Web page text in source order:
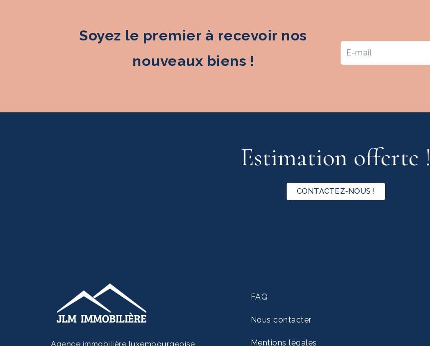
Soyez le premier à recevoir nos
nouveaux biens !
Estimation offerte !
CONTACTEZ-NOUS !
Agence immobilière luxembourgeoise
FAQ
Nous contacter
Mentions légales